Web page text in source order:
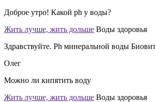
Доброе утро! Какой ph у воды?
Жить лучше, жить дольше Воды здоровья
Здравствуйте. Ph минеральной воды
Олег
Можно ли кипятить воду
Жить лучше, жить дольше Воды здоровья